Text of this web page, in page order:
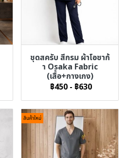
ชุดสครับ สีกรม ผ้าโอซาก้
า Osaka Fabric
(เสื้อ+กางเกง)
฿450 - ฿630
สินค้าใหม่